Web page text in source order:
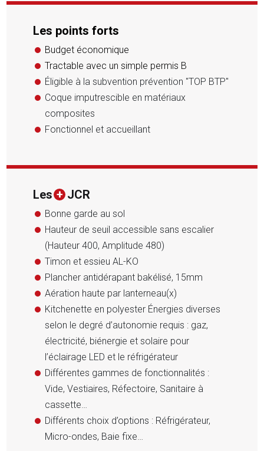
Les points forts
Budget économique
Tractable avec un simple permis B
Éligible à la subvention prévention "TOP BTP"
Coque imputrescible en matériaux
composites
Fonctionnel et accueillant
Les + JCR
Bonne garde au sol
Hauteur de seuil accessible sans escalier
(Hauteur 400, Amplitude 480)
Timon et essieu AL-KO
Plancher antidérapant bakélisé, 15mm
Aération haute par lanterneau(x)
Kitchenette en polyester Énergies diverses
selon le degré d’autonomie requis : gaz,
électricité, biénergie et solaire pour
l’éclairage LED et le réfrigérateur
Différentes gammes de fonctionnalités :
Vide, Vestiaires, Réfectoire, Sanitaire à
cassette…
Différents choix d’options : Réfrigérateur,
Micro-ondes, Baie fixe…